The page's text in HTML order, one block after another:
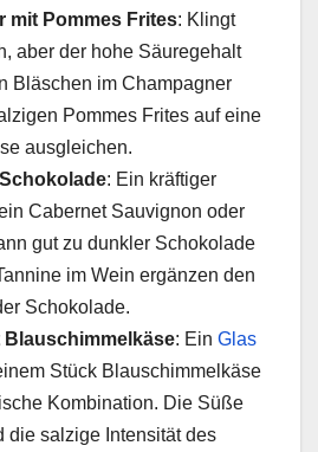
mit Pommes Frites: Klingt
aber der hohe Säuregehalt
Bläschen im Champagner
Pommes Frites auf eine
ausgleichen.
: Ein kräftiger
Cabernet Sauvignon oder
gut zu dunkler Schokolade
im Wein ergänzen den
Schokolade.
Blauschimmelkäse: Ein Glas
Stück Blauschimmelkäse
Kombination. Die Süße
die salzige Intensität des